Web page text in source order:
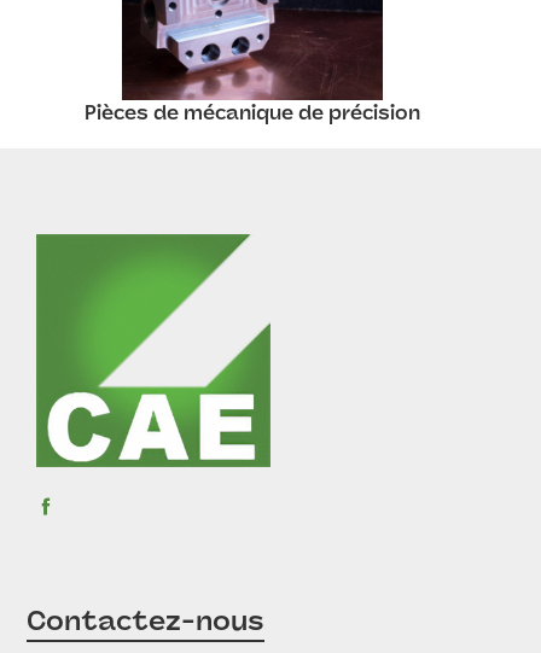
Pièces de mécanique de précision
Contactez-nous